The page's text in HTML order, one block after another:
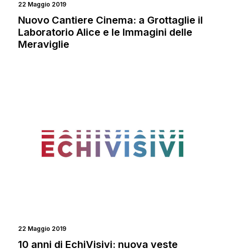
22 Maggio 2019
Nuovo Cantiere Cinema: a Grottaglie il
Laboratorio Alice e le Immagini delle
Meraviglie
22 Maggio 2019
10 anni di EchiVisivi: nuova veste